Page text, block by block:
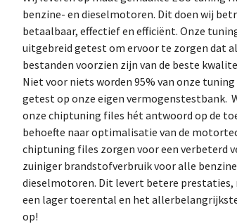
benzine- en dieselmotoren. Dit doen wij
betaalbaar, effectief en efficiënt. Onze
uitgebreid getest om ervoor te zorgen dat
bestanden voorzien zijn van de beste
Niet voor niets worden 95% van onze
getest op onze eigen vermogenstestbank.
onze chiptuning files hét antwoord op de
behoefte naar optimalisatie van de
chiptuning files zorgen voor een verbeterd
zuiniger brandstofverbruik voor alle
dieselmotoren. Dit levert betere prestaties,
een lager toerental en het
op!